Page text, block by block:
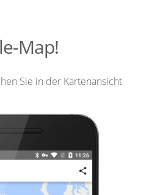
Map!
Sie in der Kartenansicht